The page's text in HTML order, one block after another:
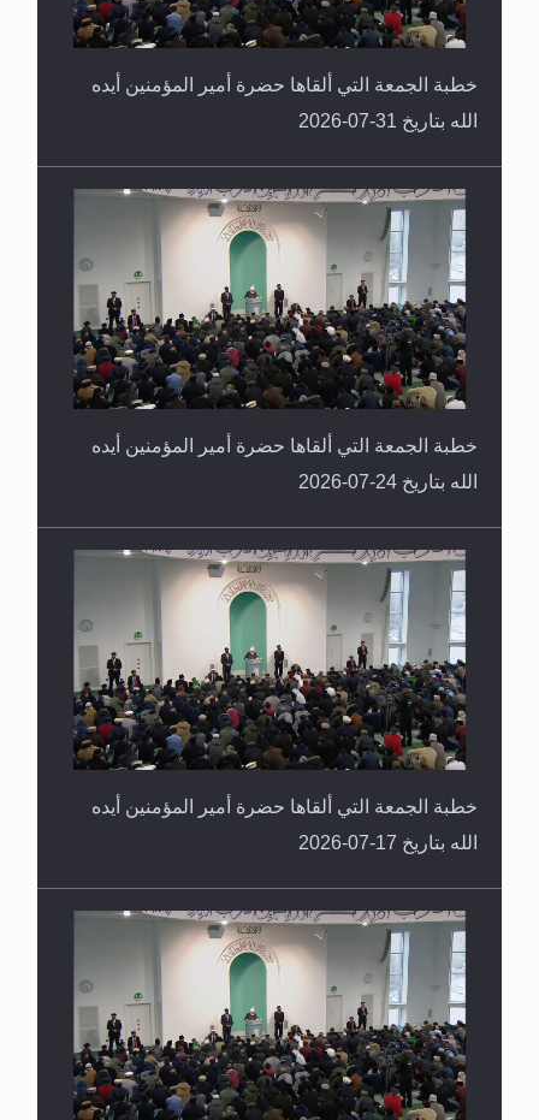
خطبة الجمعة التي ألقاها حضرة أمير المؤمنين أيده
الله بتاريخ 31-07-2026
خطبة الجمعة التي ألقاها حضرة أمير المؤمنين أيده
الله بتاريخ 24-07-2026
خطبة الجمعة التي ألقاها حضرة أمير المؤمنين أيده
الله بتاريخ 17-07-2026